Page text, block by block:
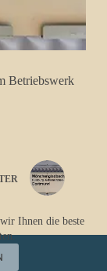
Ihnen die beste
Betriebswerk